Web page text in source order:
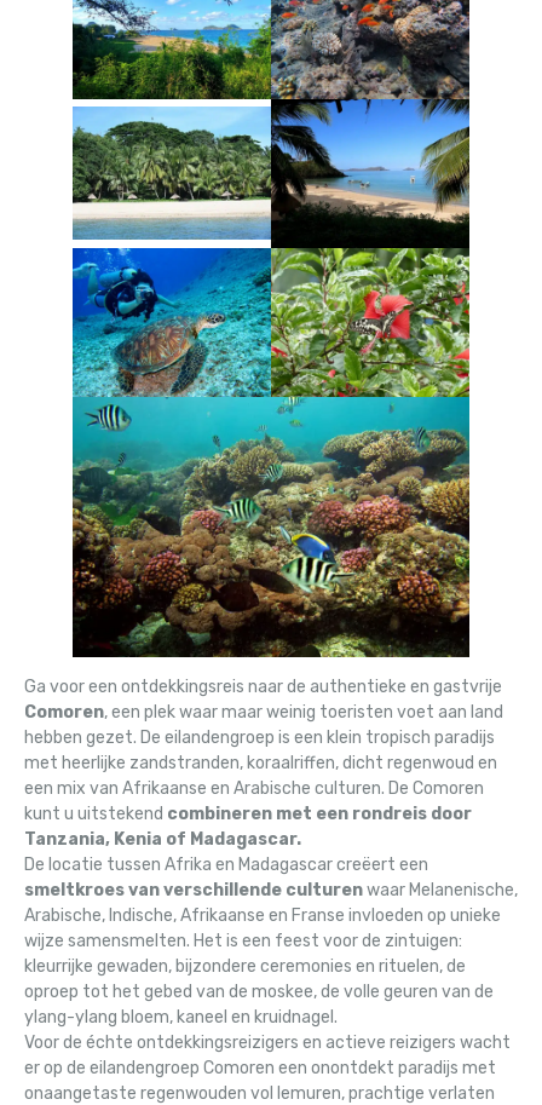
Ga voor een ontdekkingsreis naar de authentieke en gastvrije
Comoren, een plek waar maar weinig toeristen voet aan land
hebben gezet. De eilandengroep is een klein tropisch paradijs
met heerlijke zandstranden, koraalriffen, dicht regenwoud en
een mix van Afrikaanse en Arabische culturen. De Comoren
kunt u uitstekend combineren met een rondreis door
Tanzania, Kenia of Madagascar.
De locatie tussen Afrika en Madagascar creëert een
smeltkroes van verschillende culturenwaar Melanenische,
Arabische, Indische, Afrikaanse en Franse invloeden op unieke
wijze samensmelten. Het is een feest voor de zintuigen:
kleurrijke gewaden, bijzondere ceremonies en rituelen, de
oproep tot het gebed van de moskee, de volle geuren van de
ylang-ylang bloem, kaneel en kruidnagel.
Voor de échte ontdekkingsreizigers en actieve reizigers wacht
er op de eilandengroep Comoren een onontdekt paradijs met
onaangetaste regenwouden vol lemuren, prachtige verlaten